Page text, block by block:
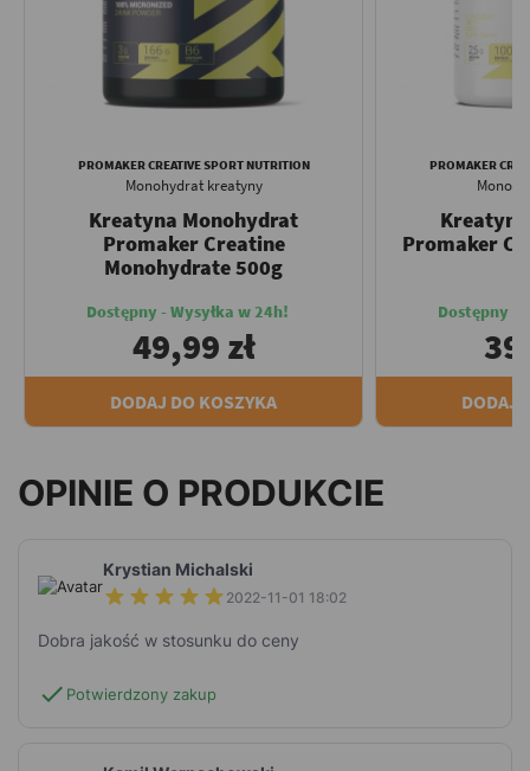
PROMAKER CREATIVE SPORT NUTRITION
Monohydrat kreatyny
Kreatyna Monohydrat
Promaker Creatine
Monohydrate 500g
Dostępny - Wysyłka w 24h!
49,99 zł
DODAJ DO KOSZYKA
PROMAKER
Promaker
Dostępny -
DODAJ
OPINIE O PRODUKCIE
Krystian Michalski
2022-11-01 18:02
Dobra jakość w stosunku do ceny
check Potwierdzony zakup